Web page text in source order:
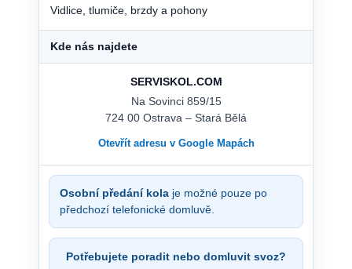
Vidlice, tlumiče, brzdy a pohony
Kde nás najdete
SERVISKOL.COM
Na Sovinci 859/15
724 00 Ostrava – Stará Bělá
Otevřít adresu v Google Mapách
Osobní předání kola je možné pouze po
předchozí telefonické domluvě.
Potřebujete poradit nebo domluvit svoz?